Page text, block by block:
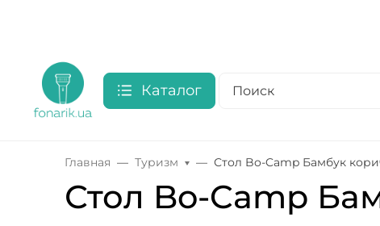
Каталог
Главная Туризм Стол Bo-Camp Бамбук
Стол Bo-Camp